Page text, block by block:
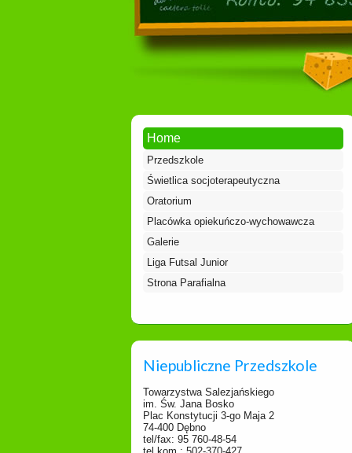
Home
Przedszkole
Świetlica socjoterapeutyczna
Oratorium
Placówka opiekuńczo-wychowawcza
Galerie
Liga Futsal Junior
Strona Parafialna
Niepubliczne Przedszkole
Towarzystwa Salezjańskiego
im. Św. Jana Bosko
Plac Konstytucji 3-go Maja 2
74-400 Dębno
tel/fax: 95 760-48-54